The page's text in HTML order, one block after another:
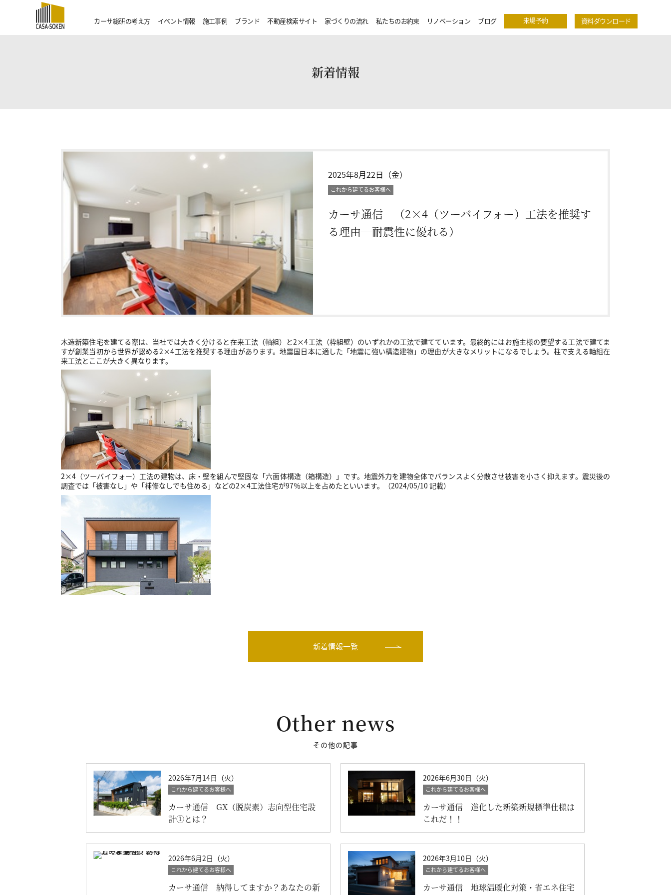
カーサ総研の考え方 イベント情報 施工事例 ブランド 不動産検索サイト 家づくりの流れ 私たちのお約束 リノベーション ブログ 来場予約 資料ダウンロード
新着情報
2025年8月22日（金）
これから建てるお客様へ
カーサ通信 （2×4（ツーバイフォー）工法を推奨す
る理由―耐震性に優れる）
木造新築住宅を建てる際は、当社では大きく分けると在来工法（軸組）と2×4工法（枠組壁）のいずれかの工法で建てています。最終的にはお施主様の要望する工法で建てま
すが創業当初から世界が認める2×4工法を推奨する理由があります。地震国日本に適した「地震に強い構造建物」の理由が大きなメリットになるでしょう。柱で支える軸組在
来工法とここが大きく異なります。
2×4（ツーバイフォー）工法の建物は、床・壁を組んで堅固な「六面体構造（箱構造）」です。地震外力を建物全体でバランスよく分散させ被害を小さく抑えます。震災後の
調査では「被害なし」や「補修なしでも住める」などの2×4工法住宅が97％以上を占めたといいます。（2024/05/10 記載）
新着情報一覧
Other news
その他の記事
2026年7月14日（火）
これから建てるお客様へ
カーサ通信 GX（脱炭素）志向型住宅設
計①とは？
2026年6月30日（火）
これから建てるお客様へ
カーサ通信 進化した新築新規標準仕様は
これだ！！
2026年6月2日（火）
これから建てるお客様へ
カーサ通信 納得してますか？あなたの新
2026年3月10日（火）
これから建てるお客様へ
カーサ通信 地球温暖化対策・省エネ住宅